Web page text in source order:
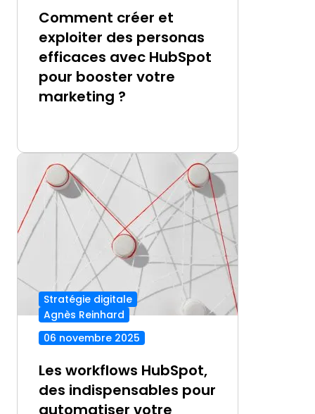
Comment créer et
exploiter des personas
efficaces avec HubSpot
pour booster votre
marketing ?
Stratégie digitale
Agnès Reinhard
06 novembre 2025
Les workflows HubSpot,
des indispensables pour
automatiser votre